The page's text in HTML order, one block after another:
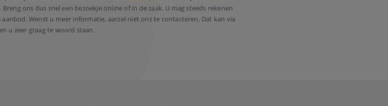
ons dus snel een bezoekje online of in de zaak. U mag steeds rekenen
Wenst u meer informatie, aarzel niet ons te contacteren. Dat kan via
u zeer graag te woord staan.